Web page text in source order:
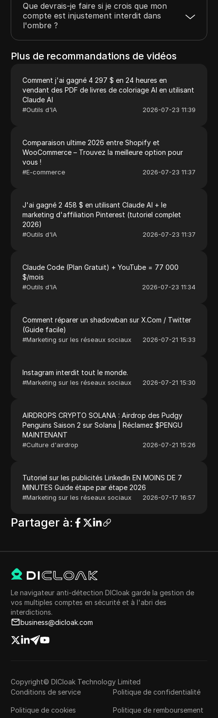
Que devrais-je faire si je crois que mon
compte est injustement interdit dans
l'ombre ?
Plus de recommandations de vidéos
Comment j'ai gagné 4 297 $ en 24 heures en
vendant des PDF de livres de coloriage AI en utilisant
Claude AI
#Outils d'IA 2026-07-23 11:39
Comparaison ultime 2026 entre Shopify et
WooCommerce – Trouvez la meilleure option pour
vous !
#E-commerce 2026-07-23 11:37
J'ai gagné 2 458 $ en utilisant Claude AI + le
marketing d'affiliation Pinterest (tutoriel complet
2026)
#Outils d'IA 2026-07-23 11:37
Claude Code (Plan Gratuit) + YouTube = 77 000
$/mois
#Outils d'IA 2026-07-23 11:34
Comment réparer un shadowban sur X.Com / Twitter
(Guide facile)
#Marketing sur les réseaux sociaux 2026-07-21 15:33
Instagram interdit tout le monde.
#Marketing sur les réseaux sociaux 2026-07-21 15:30
AIRDROPS CRYPTO SOLANA : Airdrop des Pudgy
Penguins Saison 2 sur Solana | Réclamez $PENGU
MAINTENANT
#Culture d'airdrop 2026-07-21 15:26
Tutoriel sur les publicités LinkedIn EN MOINS DE 7
MINUTES Guide étape par étape 2026
#Marketing sur les réseaux sociaux 2026-07-17 16:57
Partager à:
Le navigateur anti-détection DICloak garde la gestion de
vos multiples comptes en sécurité et à l'abri des
interdictions.
business@dicloak.com
Copyright© DICloak Technology Limited
Conditions de service
Politique de confidentialité
Politique de cookies Politique de remboursement